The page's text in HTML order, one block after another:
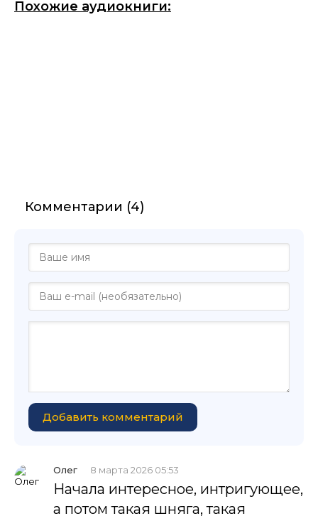
Похожие аудиокниги:
Комментарии (4)
Добавить комментарий
Олег 8 марта 2026 05:53
Начала интересное, интригующее,
а потом такая шняга, такая